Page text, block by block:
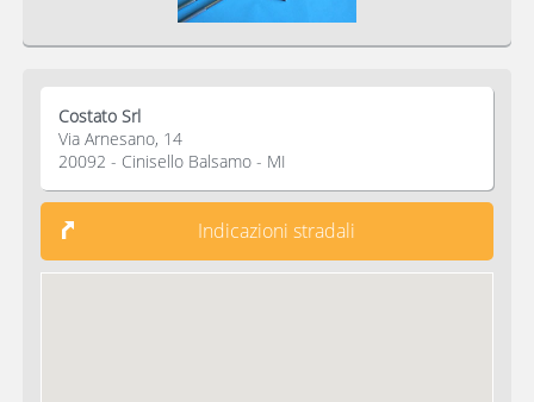
Costato Srl
Via Arnesano, 14
20092 - Cinisello Balsamo - MI
Indicazioni stradali